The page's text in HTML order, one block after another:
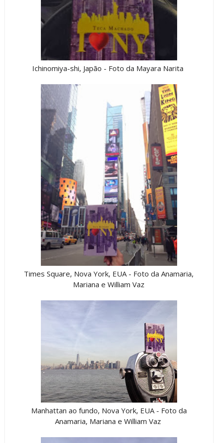
Ichinomiya-shi, Japão - Foto da Mayara Narita
Times Square, Nova York, EUA - Foto da Anamaria,
Mariana e William Vaz
Manhattan ao fundo, Nova York, EUA - Foto da
Anamaria, Mariana e William Vaz